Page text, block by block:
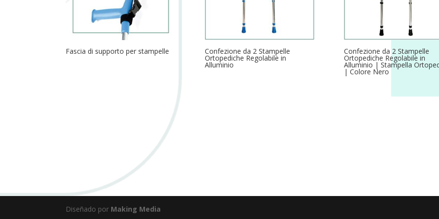
Fascia di supporto per stampelle Confezione da 2 Stampelle
Ortopediche Regolabile in
Alluminio
Confezione da 2 Stampelle
Ortopediche Regolabile in
Alluminio | Stampella
| Colore Nero
Diseñado por Making Media